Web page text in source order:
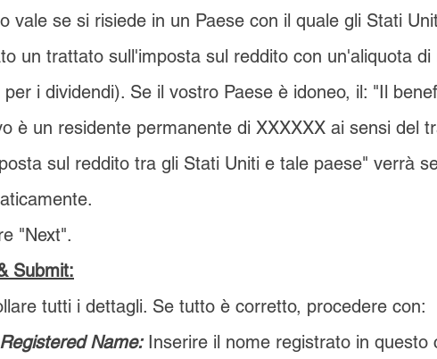
vale se si risiede in un Paese con il quale gli Stati
un trattato sull'imposta sul reddito con un'aliquota di
per i dividendi). Se il vostro Paese è idoneo, il: "Il
è un residente permanente di XXXXXX ai sensi del
sul reddito tra gli Stati Uniti e tale paese" verrà
"Next".
Submit:
tutti i dettagli. Se tutto è corretto, procedere con:
Name:Inserire il nome registrato in questo